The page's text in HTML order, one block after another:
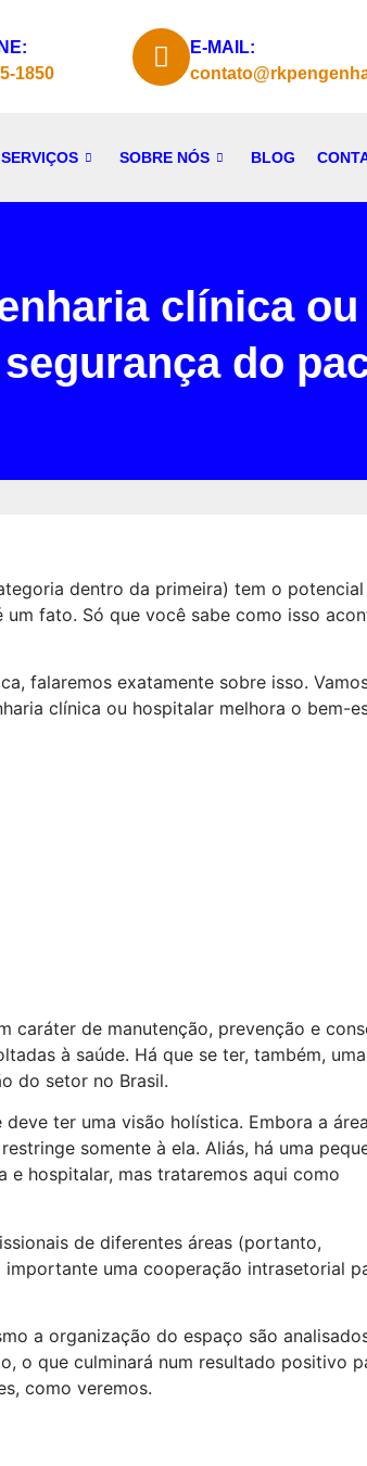
1850
E-MAIL:
SERVIÇOS SOBRE NÓS BLOG
clínica
segurança do
dentro da primeira) tem o
fato. Só que você sabe como isso
falaremos exatamente sobre isso.
clínica ou hospitalar melhora o bem-
caráter de manutenção, prevenção e
à saúde. Há que se ter, também,
do setor no Brasil.
ter uma visão holística. Embora a
somente à ela. Aliás, há uma
e hospitalar, mas trataremos aqui como
de diferentes áreas (portanto,
uma cooperação intrasetorial
a organização do espaço são
o que culminará num resultado positivo
como veremos.